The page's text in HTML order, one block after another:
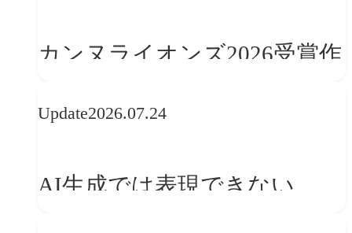
カンヌライオンズ2026受賞作
──「優れたブランド体験」
か
Update2026.07.24
AI生成では表現できない